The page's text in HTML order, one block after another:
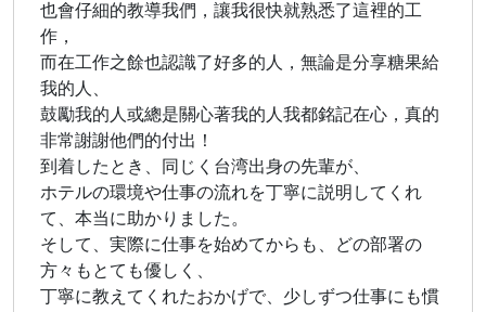
也會仔細的教導我們，讓我很快就熟悉了這裡的工
作，
而在工作之餘也認識了好多的人，無論是分享糖果給
我的人、
鼓勵我的人或總是關心著我的人我都銘記在心，真的
非常謝謝他們的付出！
到着したとき、同じく台湾出身の先輩が、
ホテルの環境や仕事の流れを丁寧に説明してくれ
て、本当に助かりました。
そして、実際に仕事を始めてからも、どの部署の
方々もとても優しく、
丁寧に教えてくれたおかげで、少しずつ仕事にも慣